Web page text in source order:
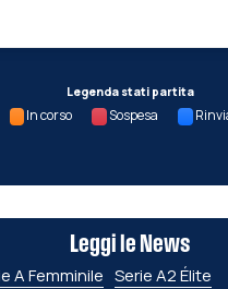
Legenda stati partita
In corso Sospesa
Leggi le News
A Femminile Serie A2 Élite